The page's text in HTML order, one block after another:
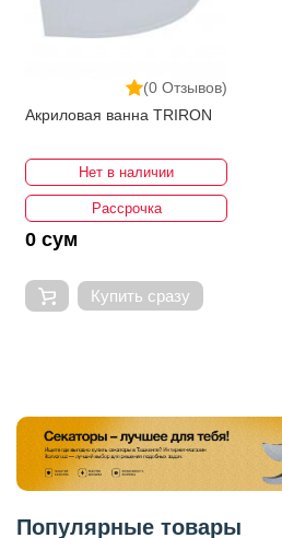
(0 Отзывов)
Акриловая ванна TRIRON
Нет в наличии
Рассрочка
0 сум
Купить сразу
Популярные товары